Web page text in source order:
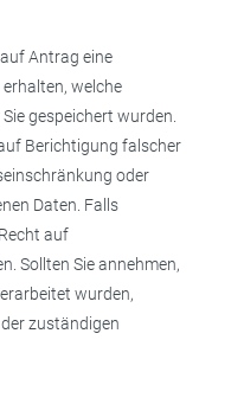
Antrag eine
welche
gespeichert wurden.
Berichtigung falscher
oder
Daten. Falls
auf
Sollten Sie annehmen,
wurden,
zuständigen